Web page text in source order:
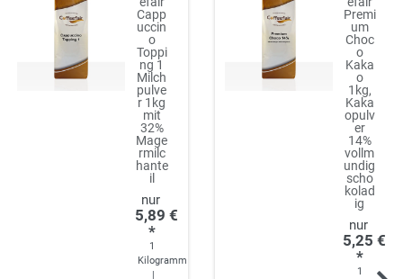
Capp
uccin
o
Toppi
ng 1
Milch
pulve
r 1kg
mit
32%
Mage
rmilc
hante
il
5,89 €
*
1
Kilogramm
Premi
um
Choc
o
Kaka
o
1kg,
Kaka
opulv
er
14%
vollm
undig
scho
kolad
ig
5,25 €
*
1